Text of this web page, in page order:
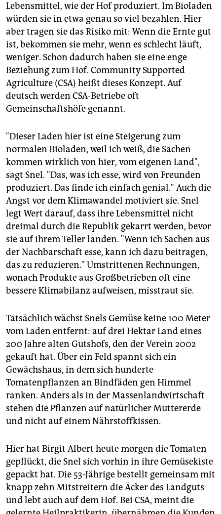
Lebensmittel, wie der Hof produziert. Im Bioladen
würden sie in etwa genau so viel bezahlen. Hier
aber tragen sie das Risiko mit: Wenn die Ernte gut
ist, bekommen sie mehr, wenn es schlecht läuft,
weniger. Schon dadurch haben sie eine enge
Beziehung zum Hof. Community Supported
Agriculture (CSA) heißt dieses Konzept. Auf
deutsch werden CSA-Betriebe oft
Gemeinschaftshöfe genannt.
"Dieser Laden hier ist eine Steigerung zum
normalen Bioladen, weil ich weiß, die Sachen
kommen wirklich von hier, vom eigenen Land",
sagt Snel. "Das, was ich esse, wird von Freunden
produziert. Das finde ich einfach genial." Auch die
Angst vor dem Klimawandel motiviert sie. Snel
legt Wert darauf, dass ihre Lebensmittel nicht
dreimal durch die Republik gekarrt werden, bevor
sie auf ihrem Teller landen. "Wenn ich Sachen aus
der Nachbarschaft esse, kann ich dazu beitragen,
das zu reduzieren." Umstrittenen Rechnungen,
wonach Produkte aus Großbetrieben oft eine
bessere Klimabilanz aufweisen, misstraut sie.
Tatsächlich wächst Snels Gemüse keine 100 Meter
vom Laden entfernt: auf drei Hektar Land eines
200 Jahre alten Gutshofs, den der Verein 2002
gekauft hat. Über ein Feld spannt sich ein
Gewächshaus, in dem sich hunderte
Tomatenpflanzen an Bindfäden gen Himmel
ranken. Anders als in der Massenlandwirtschaft
stehen die Pflanzen auf natürlicher Muttererde
und nicht auf einem Nährstoffkissen.
Hier hat Birgit Albert heute morgen die Tomaten
gepflückt, die Snel sich vorhin in ihre Gemüsekiste
gepackt hat. Die 53-Jährige bestellt gemeinsam mit
knapp zehn Mitstreitern die Äcker des Landguts
und lebt auch auf dem Hof. Bei CSA, meint die